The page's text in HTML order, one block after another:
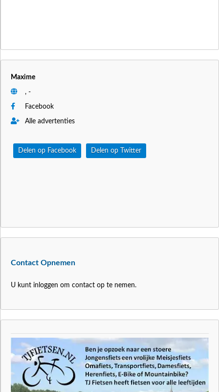
Maxime
, -
Facebook
Alle advertenties
Delen op Facebook Delen op Twitter
Contact Opnemen
U kunt inloggen om contact op te nemen.